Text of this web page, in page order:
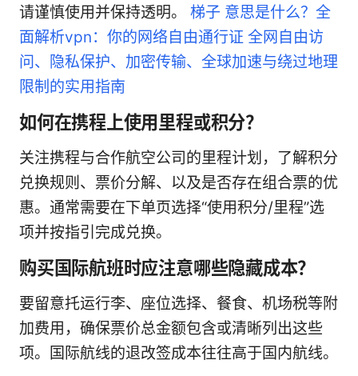
请谨慎使用并保持透明。 梯子 意思是什么？全
面解析vpn：你的网络自由通行证 全网自由访
问、隐私保护、加密传输、全球加速与绕过地理
限制的实用指南
如何在携程上使用里程或积分？
关注携程与合作航空公司的里程计划，了解积分
兑换规则、票价分解、以及是否存在组合票的优
惠。通常需要在下单页选择“使用积分/里程”选
项并按指引完成兑换。
购买国际航班时应注意哪些隐藏成本？
要留意托运行李、座位选择、餐食、机场税等附
加费用，确保票价总金额包含或清晰列出这些
项。国际航线的退改签成本往往高于国内航线。